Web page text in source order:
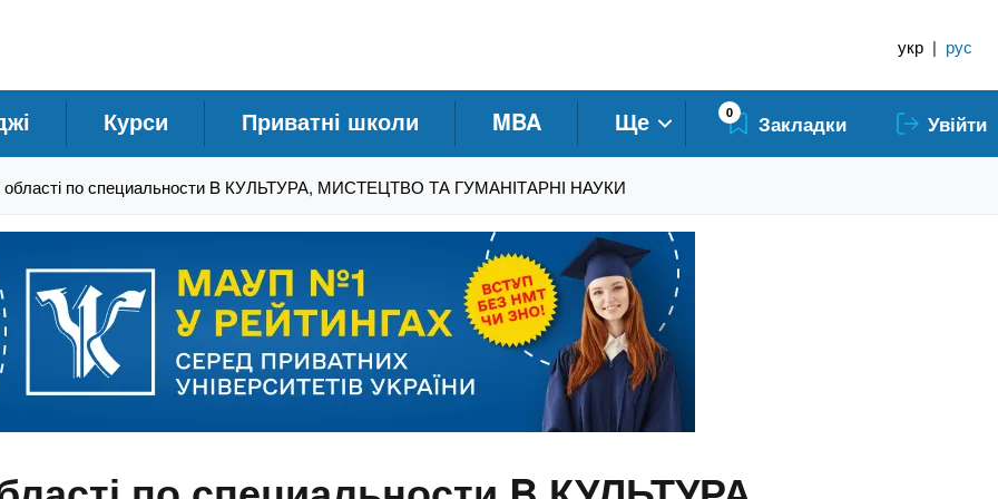
укр | рус
Курси Приватні школи MBA Ще 0 Закладки Увійти
області по специальности B КУЛЬТУРА, МИСТЕЦТВО ТА ГУМАНІТАРНІ НАУКИ